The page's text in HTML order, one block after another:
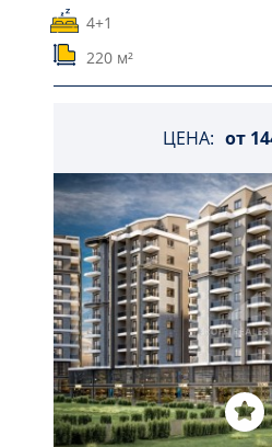
4+1
220 м²
ЦЕНА: от